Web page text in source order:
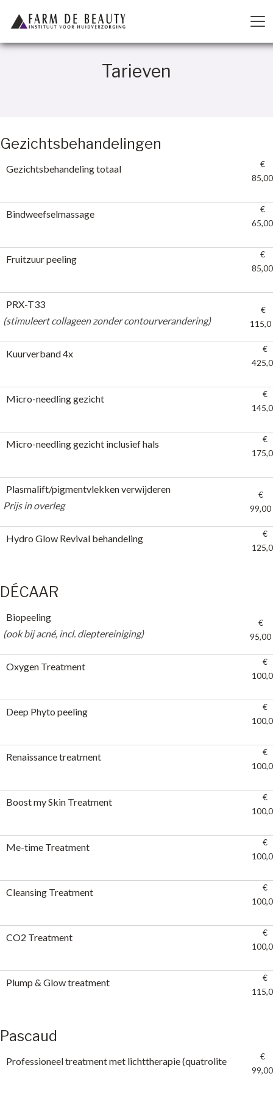
Tarieven
Gezichtsbehandelingen
Gezichtsbehandeling totaal
€
85,00
Bindweefselmassage
€
65,00
Fruitzuur peeling
€
85,00
PRX-T33
(stimuleert collageen zonder contourverandering)
€
(stimuleert collageen zonder contourverandering)
Kuurverband 4x
€
Micro-needling gezicht
€
Micro-needling gezicht inclusief hals
€
Plasmalift/pigmentvlekken verwijderen
Prijs in overleg
€
99,00
Prijs in overleg
Hydro Glow Revival behandeling
€
DÉCAAR
Biopeeling
(ook bij acné, incl. dieptereiniging)
€
95,00
(ook bij acné, incl. dieptereiniging)
Oxygen Treatment
€
Deep Phyto peeling
€
Renaissance treatment
€
Boost my Skin Treatment
€
Me-time Treatment
€
Cleansing Treatment
€
CO2 Treatment
€
Plump & Glow treatment
€
Pascaud
Professioneel treatment met lichttherapie (quatrolite
€
99,00